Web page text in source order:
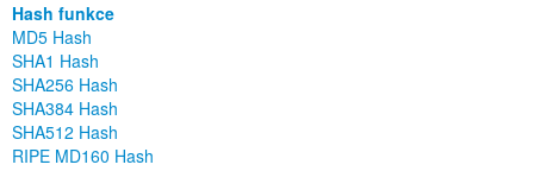
Hash funkce
MD5 Hash
SHA1 Hash
SHA256 Hash
SHA384 Hash
SHA512 Hash
RIPE MD160 Hash